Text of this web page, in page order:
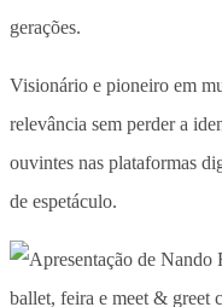
gerações.
Visionário e pioneiro em
relevância sem perder a
ouvintes nas plataformas
de espetáculo.